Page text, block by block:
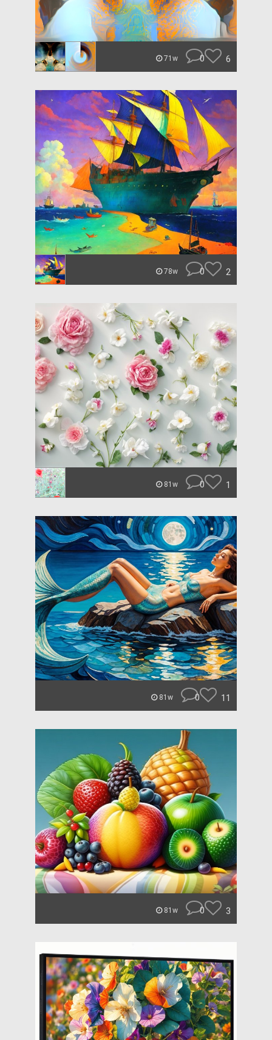
71w 0 6
78w 0 2
81w 0 1
81w 0 11
81w 0 3